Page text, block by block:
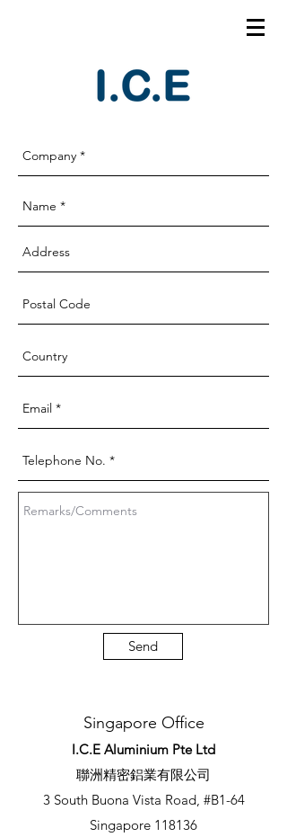
Send
Singapore Office
I.C.E Aluminium Pte Ltd
​聯洲精密鋁業有限公司
3 South Buona Vista Road, #B1-64
Singapore 118136